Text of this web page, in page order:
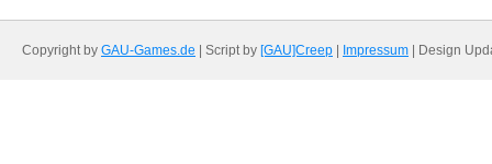
Copyright by GAU-Games.de | Script by [GAU]Creep Impressum | Design